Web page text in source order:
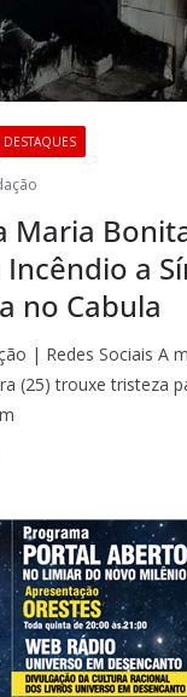
DESTAQUES
Maria
a
no Cabula
| Redes Sociais A
(25) trouxe tristeza